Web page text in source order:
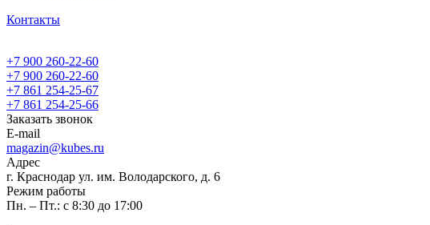
Контакты
+7 900 260-22-60
+7 900 260-22-60
+7 861 254-25-67
+7 861 254-25-66
Заказать звонок
E-mail
magazin@kubes.ru
Адрес
г. Краснодар ул. им. Володарского, д. 6
Режим работы
Пн. – Пт.: с 8:30 до 17:00